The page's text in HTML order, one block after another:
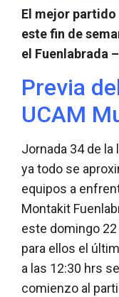
El mejor partido
este fin de
el Fuenlabrada
Previa
UCAM
Jornada 34 de la
ya todo se
equipos a
Montakit
este domingo
para ellos el
a las 12:30 hrs
comienzo al